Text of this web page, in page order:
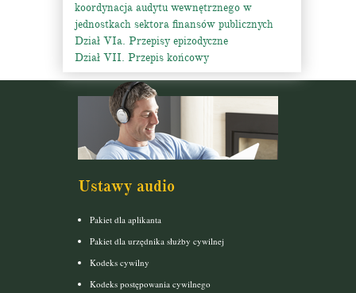
koordynacja audytu wewnętrznego w
jednostkach sektora finansów publicznych
Dział VIa. Przepisy epizodyczne
Dział VII. Przepis końcowy
Ustawy audio
Pakiet dla aplikanta
Pakiet dla urzędnika służby cywilnej
Kodeks cywilny
Kodeks postępowania cywilnego